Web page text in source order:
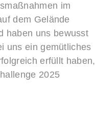
im
dem Gelände
haben uns bewusst
uns ein gemütliches
erfüllt haben,
2025